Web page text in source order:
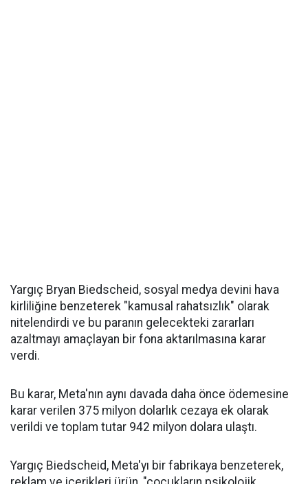
Yargıç Bryan Biedscheid, sosyal medya devini hava
kirliliğine benzeterek "kamusal rahatsızlık" olarak
nitelendirdi ve bu paranın gelecekteki zararları
azaltmayı amaçlayan bir fona aktarılmasına karar
verdi.
Bu karar, Meta'nın aynı davada daha önce ödemesine
karar verilen 375 milyon dolarlık cezaya ek olarak
verildi ve toplam tutar 942 milyon dolara ulaştı.
Yargıç Biedscheid, Meta'yı bir fabrikaya benzeterek,